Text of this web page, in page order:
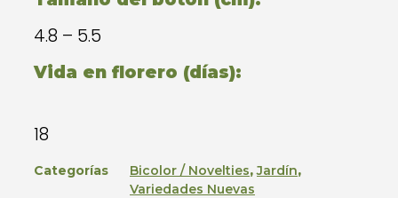
4.8 – 5.5
Vida en florero (días):
18
Categorías Bicolor / Novelties,Jardín,
Variedades Nuevas